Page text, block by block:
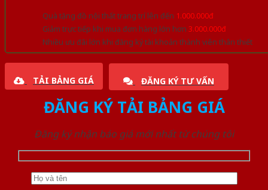
Quà tặng đồ nội thất trang trí lên đến 1.000.000đ
Giảm trực tiếp khi mua đơn hàng lớn hơn 3.000.000đ
Nhiều ưu đãi lớn khi đăng ký tài khoản thành viên thân thiết
TẢI BẢNG GIÁ ĐĂNG KÝ TƯ VẤN
ĐĂNG KÝ TẢI BẢNG GIÁ
Đăng ký nhận báo giá mới nhất từ chúng tôi